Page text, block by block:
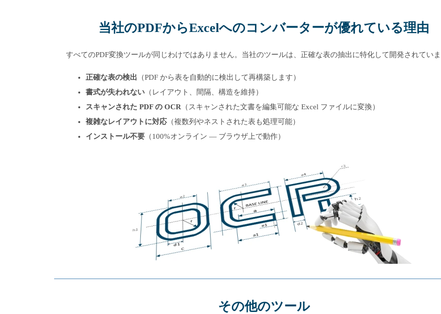
当社のPDFからExcelへのコンバーターが優れている理由
すべてのPDF変換ツールが同じわけではありません。当社のツールは、正確な表の抽出に特化して開発されてい
正確な表の検出 （PDF から表を自動的に検出して再構築します）
書式が失われない （レイアウト、間隔、構造を維持）
スキャンされた PDF の OCR （スキャンされた文書を編集可能な Excel ファイルに変換）
複雑なレイアウトに対応 （複数列やネストされた表も処理可能）
インストール不要 （100%オンライン — ブラウザ上で動作）
その他のツール